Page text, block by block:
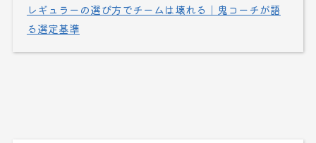
レギュラーの選び方でチームは壊れる｜鬼コーチが語
る選定基準